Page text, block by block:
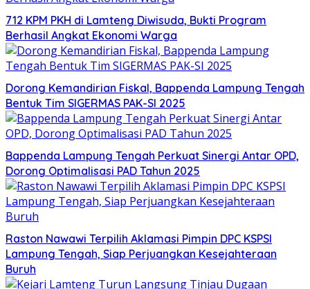
712 KPM PKH di Lamteng Diwisuda, Bukti Program
Berhasil Angkat Ekonomi Warga
Dorong Kemandirian Fiskal, Bappenda Lampung Tengah
Bentuk Tim SIGERMAS PAK-SI 2025
Bappenda Lampung Tengah Perkuat Sinergi Antar OPD,
Dorong Optimalisasi PAD Tahun 2025
Raston Nawawi Terpilih Aklamasi Pimpin DPC KSPSI
Lampung Tengah, Siap Perjuangkan Kesejahteraan
Buruh